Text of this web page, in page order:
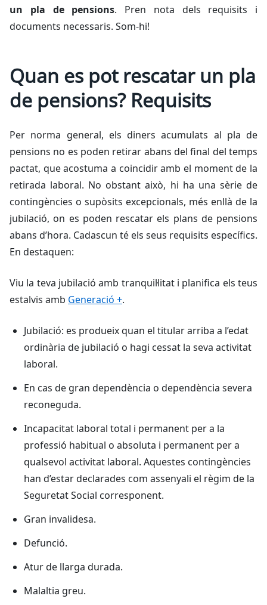
un pla de pensions. Pren nota dels requisits i
documents necessaris. Som-hi!
Quan es pot rescatar un pla
de pensions? Requisits
Per norma general, els diners acumulats al pla de
pensions no es poden retirar abans del final del temps
pactat, que acostuma a coincidir amb el moment de la
retirada laboral. No obstant això, hi ha una sèrie de
contingències o supòsits excepcionals, més enllà de la
jubilació, on es poden rescatar els plans de pensions
abans d’hora. Cadascun té els seus requisits específics.
En destaquen:
Viu la teva jubilació amb tranquil·litat i planifica els teus
estalvis amb Generació +.
Jubilació: es produeix quan el titular arriba a l’edat
ordinària de jubilació o hagi cessat la seva activitat
laboral.
En cas de gran dependència o dependència severa
reconeguda.
Incapacitat laboral total i permanent per a la
professió habitual o absoluta i permanent per a
qualsevol activitat laboral. Aquestes contingències
han d’estar declarades com assenyali el règim de la
Seguretat Social corresponent.
Gran invalidesa.
Defunció.
Atur de llarga durada.
Malaltia greu.